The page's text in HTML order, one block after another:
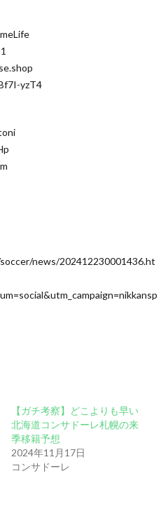
yzT4
news/202412230001436.ht
【ガチ考察】どこよりも早い
北海道コンサドーレ札幌の来
季移籍予想
2024年11月17日
コンサドーレ